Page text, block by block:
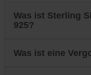
Was ist Sterling
925?
Was ist eine